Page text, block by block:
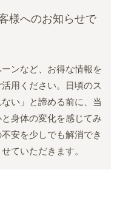
様へのお知らせで
ンなど、お得な情報を
用ください。日頃のス
い」と諦める前に、当
身体の変化を感じてみ
安を少しでも解消でき
ていただきます。